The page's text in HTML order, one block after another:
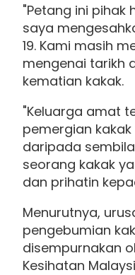
"Petang ini pihak
saya
19. Kami masih
mengenai tarikh
kematian kakak.
"Keluarga amat
pemergian
daripada
seorang kakak
dan prihatin
Menurutnya,
pengebumian
disempurnakan
Kesihatan